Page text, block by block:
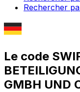
Rechercher
Le code
GMBH UND